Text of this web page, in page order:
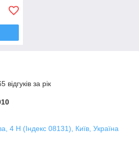
за рік
4 Н (Індекс 08131), Київ, Україна